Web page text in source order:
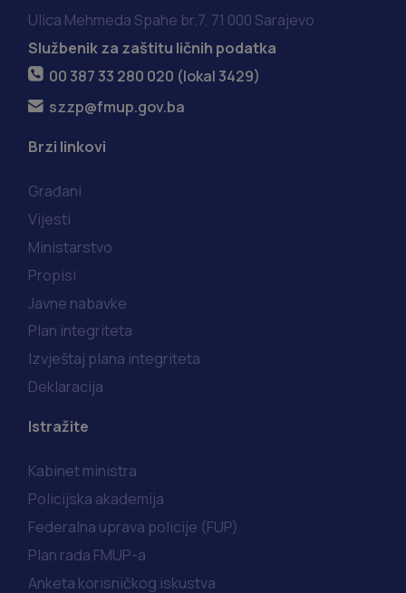
Ulica Mehmeda Spahe br.7, 71 000 Sarajevo
Službenik za zaštitu ličnih podatka
00 387 33 280 020 (lokal 3429)
szzp@fmup.gov.ba
Brzi linkovi
Građani
Vijesti
Ministarstvo
Propisi
Javne nabavke
Plan integriteta
Izvještaj plana integriteta
Deklaracija
Istražite
Kabinet ministra
Policijska akademija
Federalna uprava policije (FUP)
Plan rada FMUP-a
Anketa korisničkog iskustva